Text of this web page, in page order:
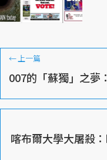
←上一篇
007的「蘇獨」之夢
喀布爾大學大屠殺